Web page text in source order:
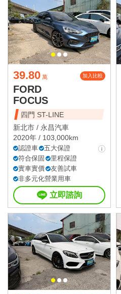
39.80 萬 加入比較
FORD
FOCUS
四門 ST-LINE
新北市 / 永昌汽車
2020年 / 103,000km
認證車
五大保證
符合保固
里程保證
實車實價
友善試車
非多元化營業用車
立即諮詢